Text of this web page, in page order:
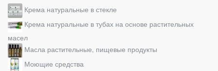
Крема натуральные в стекле
Крема натуральные в тубах на основе растительных
масел
Масла растительные, пищевые продукты
Моющие средства